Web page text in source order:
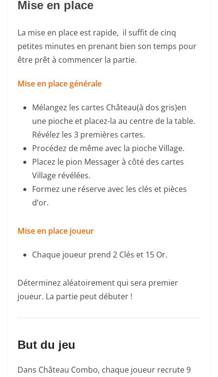
Mise en place
La mise en place est rapide, il suffit de cinq
petites minutes en prenant bien son temps pour
être prêt à commencer la partie.
Mise en place générale
Mélangez les cartes Château(à dos gris)en
une pioche et placez-la au centre de la table.
Révélez les 3 premières cartes.
Procédez de même avec la pioche Village.
Placez le pion Messager à côté des cartes
Village révélées.
Formez une réserve avec les clés et pièces
d’or.
Mise en place joueur
Chaque joueur prend 2 Clés et 15 Or.
Déterminez aléatoirement qui sera premier
joueur. La partie peut débuter !
But du jeu
Dans Château Combo, chaque joueur recrute 9